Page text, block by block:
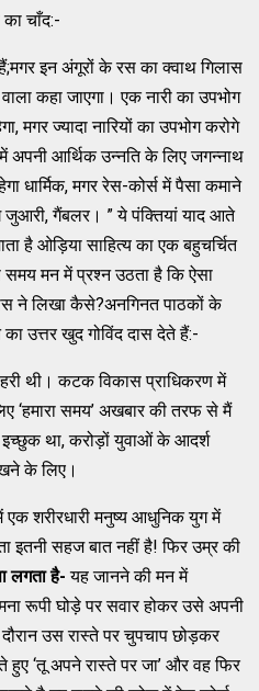
का चाँद:-
इन अंगूरों के रस का क्वाथ गिलास
कहा जाएगा। एक नारी का उपभोग
मगर ज्यादा नारियों का उपभोग करोगे
अपनी आर्थिक उन्नति के लिए जगन्नाथ
धार्मिक, मगर रेस-कोर्स में पैसा कमाने
जुआरी, गैंबलर। ” ये पंक्तियां याद आते
है ओड़िया साहित्य का एक बहुचर्चित
समय मन में प्रश्न उठता है कि ऐसा
ने लिखा कैसे?अनगिनत पाठकों के
उत्तर खुद गोविंद दास देते हैं:-
थी। कटक विकास प्राधिकरण में
‘हमारा समय’ अखबार की तरफ से मैं
इच्छुक था, करोड़ों युवाओं के आदर्श
के लिए।
शरीरधारी मनुष्य आधुनिक युग में
इतनी सहज बात नहीं है! फिर उम्र की
लगता है-यह जानने की मन में
रूपी घोड़े पर सवार होकर उसे अपनी
उस रास्ते पर चुपचाप छोड़कर
‘तू अपने रास्ते पर जा’ और वह फिर